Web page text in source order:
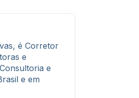
é Corretor
e
e
e em